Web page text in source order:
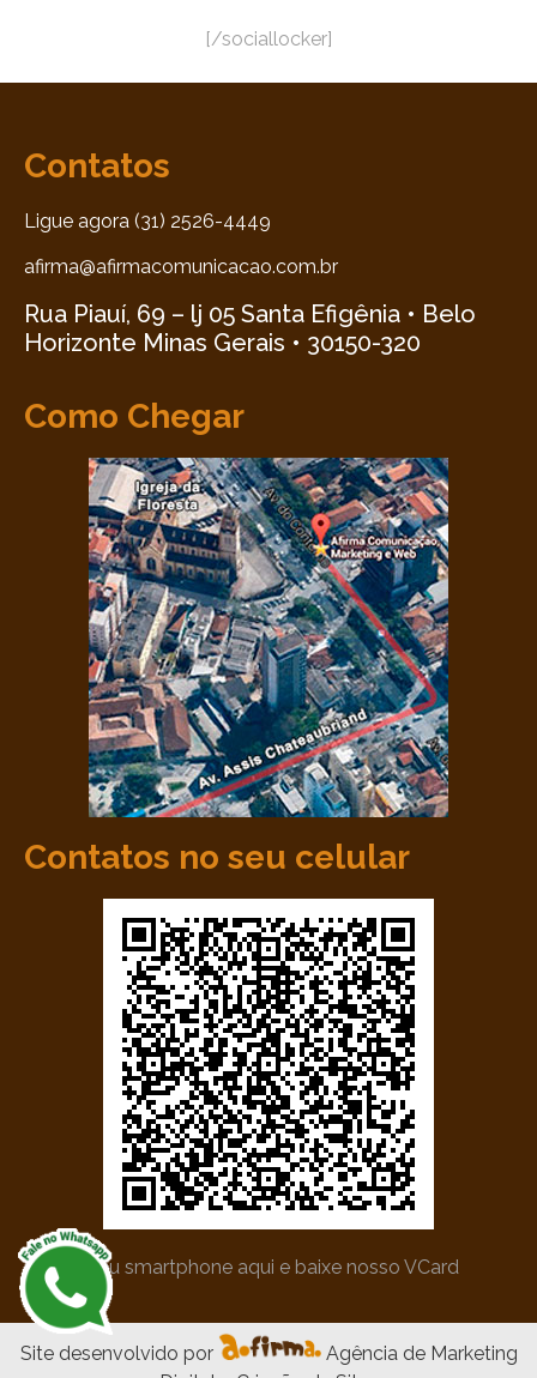
[/sociallocker]
Contatos
Ligue agora (31) 2526-4449
afirma@afirmacomunicacao.com.br
Rua Piauí, 69 – lj 05 Santa Efigênia • Belo
Horizonte Minas Gerais • 30150-320
Como Chegar
Contatos no seu celular
*Utilize seu smartphone aqui e baixe nosso VCard
Site desenvolvido por
Agência de Marketing